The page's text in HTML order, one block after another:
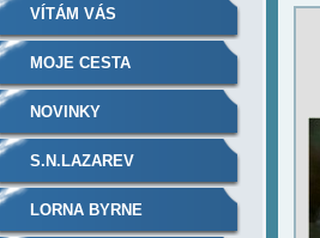
VÍTÁM VÁS
MOJE CESTA
NOVINKY
S.N.LAZAREV
LORNA BYRNE